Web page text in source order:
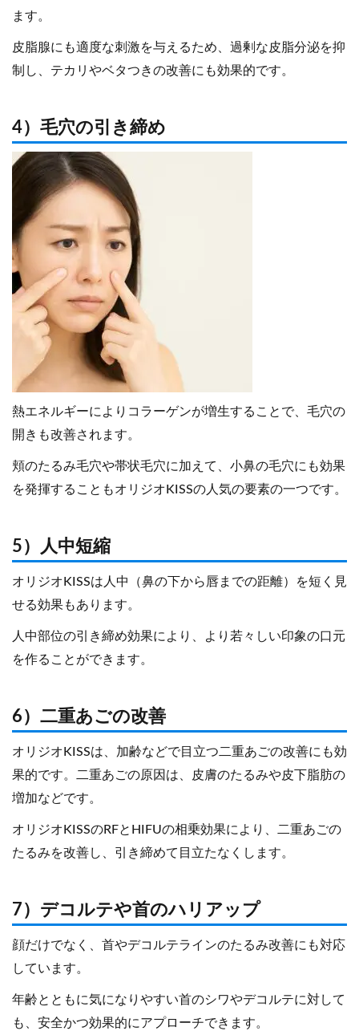
ます。
皮脂腺にも適度な刺激を与えるため、過剰な皮脂分泌を抑
制し、テカリやベタつきの改善にも効果的です。
4）毛穴の引き締め
熱エネルギーによりコラーゲンが増生することで、毛穴の
開きも改善されます。
頬のたるみ毛穴や帯状毛穴に加えて、小鼻の毛穴にも効果
を発揮することもオリジオKISSの人気の要素の一つです。
5）人中短縮
オリジオKISSは人中（鼻の下から唇までの距離）を短く見
せる効果もあります。
人中部位の引き締め効果により、より若々しい印象の口元
を作ることができます。
6）二重あごの改善
オリジオKISSは、加齢などで目立つ二重あごの改善にも効
果的です。二重あごの原因は、皮膚のたるみや皮下脂肪の
増加などです。
オリジオKISSのRFとHIFUの相乗効果により、二重あごの
たるみを改善し、引き締めて目立たなくします。
7）デコルテや首のハリアップ
顔だけでなく、首やデコルテラインのたるみ改善にも対応
しています。
年齢とともに気になりやすい首のシワやデコルテに対して
も、安全かつ効果的にアプローチできます。